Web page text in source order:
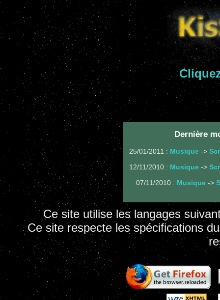
Dernière
25/01/2011 : Musique ->
12/11/2010 : Musique ->
07/11/2010 : Musique->
Ce site utilise les langages
Ce site respecte les spécifications